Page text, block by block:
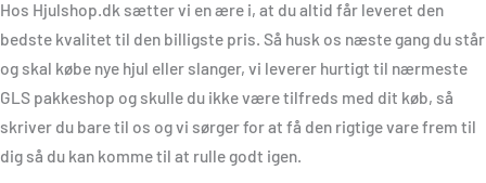
Hos Hjulshop.dk sætter vi en ære i, at du altid får leveret den
bedste kvalitet til den billigste pris. Så husk os næste gang du står
og skal købe nye hjul eller slanger, vi leverer hurtigt til nærmeste
GLS pakkeshop og skulle du ikke være tilfreds med dit køb, så
skriver du bare til os og vi sørger for at få den rigtige vare frem til
dig så du kan komme til at rulle godt igen.